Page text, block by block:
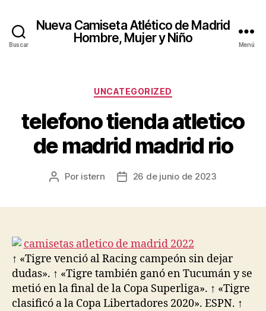
Buscar
Nueva Camiseta Atlético de Madrid
Hombre, Mujer y Niño
Menú
Categorías
UNCATEGORIZED
telefono tienda atletico
de madrid madrid rio
Autor
Por istern
Fecha26 de junio de 2023
↑ «Tigre venció al Racing campeón sin dejar
dudas». ↑ «Tigre también ganó en Tucumán y se
metió en la final de la Copa Superliga». ↑ «Tigre
clasificó a la Copa Libertadores 2020». ESPN. ↑